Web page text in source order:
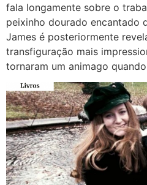
fala longamente sobre o
peixinho dourado encantado
James é posteriormente
transfiguração mais
tornaram um animago